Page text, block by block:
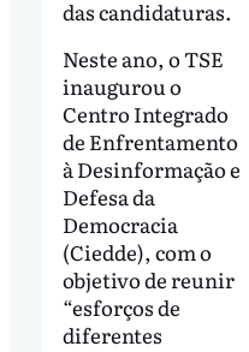
das candidaturas.
Neste ano, o TSE
inaugurou o
Centro Integrado
de Enfrentamento
à Desinformação e
Defesa da
Democracia
(Ciedde), com o
objetivo de reunir
“esforços de
diferentes